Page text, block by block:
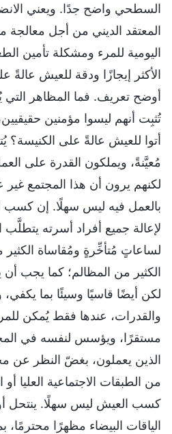
السطحي واضح جدًا. ويعني
المعتقد الديني من أجل معالجة
اليومية للمرء ومشكلة تأمين
الأكثر إيجازًا ودقة للعيش عالةً
أوضح تعريف. فما المظاهر التي
تُثبِت أنهم ليسوا مؤمنين
أتوا للعيش عالةً على الكنيسة؟
مُعيَّنةً، ويملكون القدرة على
لكنهم يرون أن هذا المجتمع
بالعمل فيه ليس سهلًا. إن كسب
لإعالة جميع أفراد أسرته يتطلَّب
لساعاتٍ مُتأخِّرةٍ ومُقاساة
الكثير من المظالم؛ كما يجب أن
لكن أيضًا قاسيًا وسيئًا بما
والقدرات، عندها فقط يُمكن
مستقرًا، ويؤسس لنفسه في
الذين يعملون، بغضّ النظر عن
من الطبقات الاجتماعية العليا
كسب العيش ليس سهلًا. ينتحل
الياقات البيضاء مظهرًا محترمًا،